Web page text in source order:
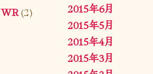
(2)
2015年6月
2015年5月
2015年4月
2015年3月